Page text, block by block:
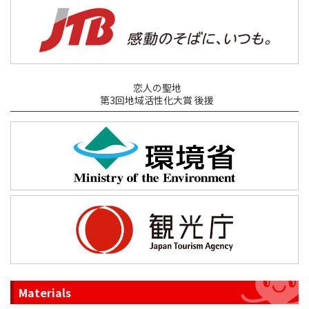
恋人の聖地
第3回地域活性化大賞 後援
Materials